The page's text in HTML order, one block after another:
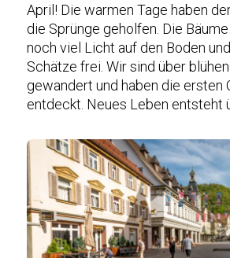
April! Die warmen Tage haben
die Sprünge geholfen. Die
noch viel Licht auf den Boden
Schätze frei. Wir sind über
gewandert und haben die ersten
entdeckt. Neues Leben entsteht